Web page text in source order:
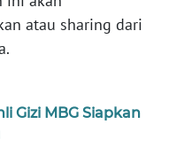
atau sharing dari
Gizi MBG Siapkan